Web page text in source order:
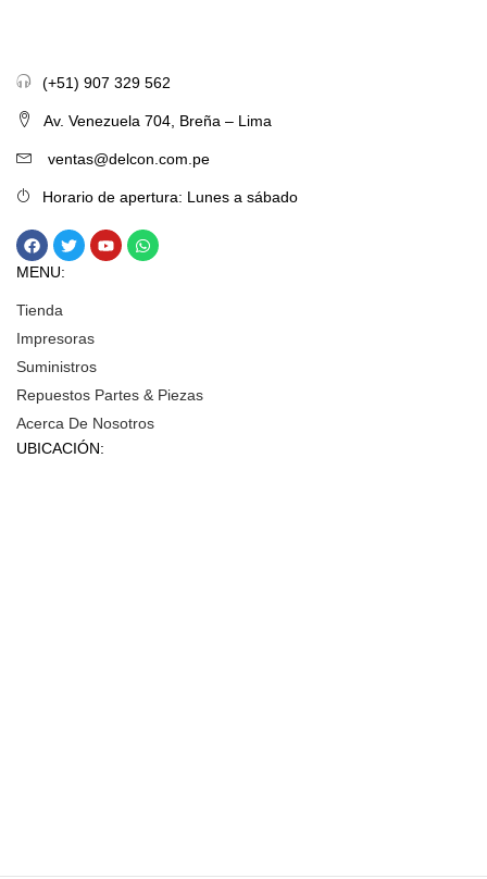
(+51) 907 329 562
Av. Venezuela 704, Breña – Lima
ventas@delcon.com.pe
Horario de apertura: Lunes a sábado
MENU:
Tienda
Impresoras
Suministros
Repuestos Partes & Piezas
Acerca De Nosotros
UBICACIÓN: